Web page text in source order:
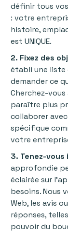
définir tous
: votre
histoire,
est UNIQUE.
2. Fixez des
établi une liste
demander ce
Cherchez-
paraître plus
collaborer
spécifique
votre
3. Tenez-vous
approfondie
éclairée sur
besoins. Nous
Web, les avis
réponses,
pouvoir du